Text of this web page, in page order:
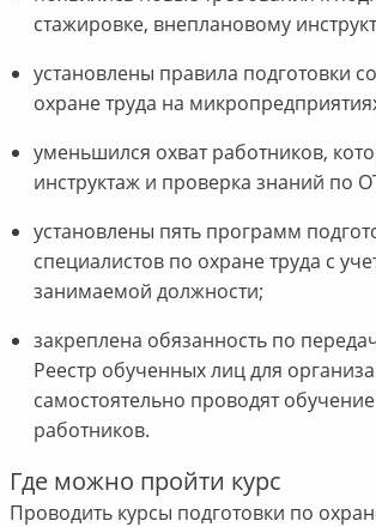
стажировке, внеплановому
установлены правила подготовки
охране труда на
уменьшился охват работников,
инструктаж и проверка знаний по
установлены пять программ
специалистов по охране труда с
занимаемой должности;
закреплена обязанность по
Реестр обученных лиц для
самостоятельно проводят
работников.
Где можно пройти курс
Проводить курсы подготовки по